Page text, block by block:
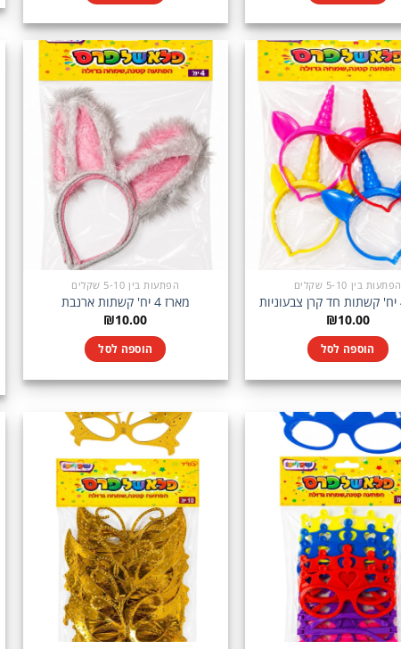
הפתעות בין 5-10 שקלים
₪10.00
הוספה לסל
הפתעות בין 5-10 שקלים
מארז 4 יח' קשתות ארנבת
₪10.00
הוספה לסל